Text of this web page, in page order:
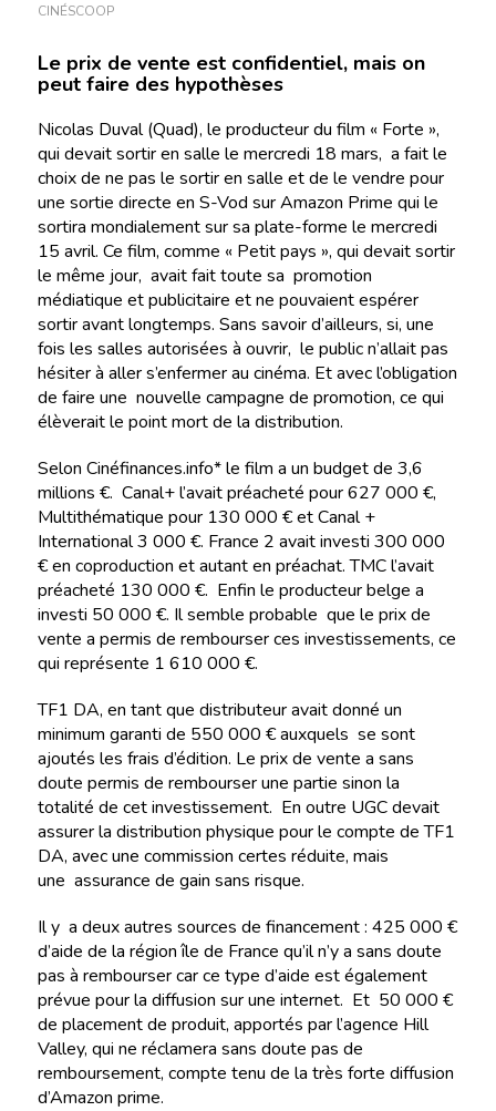
CINÉSCOOP
Le prix de vente est confidentiel, mais on
peut faire des hypothèses
Nicolas Duval (Quad), le producteur du film « Forte »,
qui devait sortir en salle le mercredi 18 mars, a fait le
choix de ne pas le sortir en salle et de le vendre pour
une sortie directe en S-Vod sur Amazon Prime qui le
sortira mondialement sur sa plate-forme le mercredi
15 avril. Ce film, comme « Petit pays », qui devait sortir
le même jour, avait fait toute sa promotion
médiatique et publicitaire et ne pouvaient espérer
sortir avant longtemps. Sans savoir d’ailleurs, si, une
fois les salles autorisées à ouvrir, le public n’allait pas
hésiter à aller s’enfermer au cinéma. Et avec l’obligation
de faire une nouvelle campagne de promotion, ce qui
élèverait le point mort de la distribution.
Selon Cinéfinances.info* le film a un budget de 3,6
millions €. Canal+ l’avait préacheté pour 627 000 €,
Multithématique pour 130 000 € et Canal +
International 3 000 €. France 2 avait investi 300 000
€ en coproduction et autant en préachat. TMC l’avait
préacheté 130 000 €. Enfin le producteur belge a
investi 50 000 €. Il semble probable que le prix de
vente a permis de rembourser ces investissements, ce
qui représente 1 610 000 €.
TF1 DA, en tant que distributeur avait donné un
minimum garanti de 550 000 € auxquels se sont
ajoutés les frais d’édition. Le prix de vente a sans
doute permis de rembourser une partie sinon la
totalité de cet investissement. En outre UGC devait
assurer la distribution physique pour le compte de TF1
DA, avec une commission certes réduite, mais
une assurance de gain sans risque.
Il y a deux autres sources de financement : 425 000 €
d’aide de la région île de France qu’il n’y a sans doute
pas à rembourser car ce type d’aide est également
prévue pour la diffusion sur une internet. Et 50 000 €
de placement de produit, apportés par l’agence Hill
Valley, qui ne réclamera sans doute pas de
remboursement, compte tenu de la très forte diffusion
d’Amazon prime.